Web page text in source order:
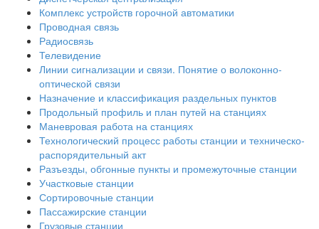
Комплекс устройств горочной автоматики
Проводная связь
Радиосвязь
Телевидение
Линии сигнализации и связи. Понятие о волоконно-
оптической связи
Назначение и классификация раздельных пунктов
Продольный профиль и план путей на станциях
Маневровая работа на станциях
Технологический процесс работы станции и техническо-
распорядительный акт
Разъезды, обгонные пункты и промежуточные станции
Участковые станции
Сортировочные станции
Пассажирские станции
Грузовые станции